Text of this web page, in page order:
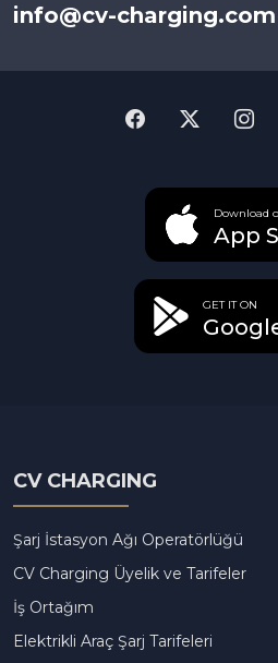
info@cv-charging.com
Download
App
GET IT ON
CV CHARGING
Şarj İstasyon Ağı Operatörlüğü
CV Charging Üyelik ve Tarifeler
İş Ortağım
Elektrikli Araç Şarj Tarifeleri